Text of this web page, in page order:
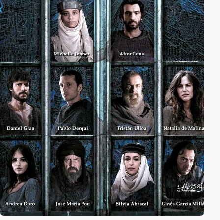
zur allgemeinen Überraschung sprechen kann sind die
Dorfbewohner überzeugt, dass das ein Zeichen der
Götter ist…